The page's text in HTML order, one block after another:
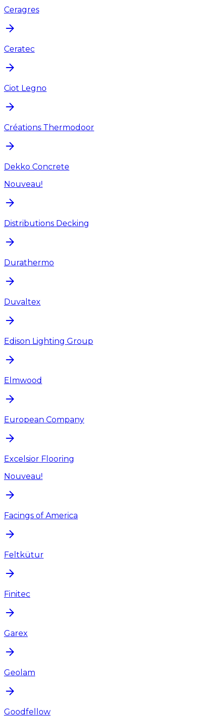
Ceragres
Ceratec
Ciot Legno
Créations Thermodoor
Dekko Concrete
Nouveau!
Distributions Decking
Durathermo
Duvaltex
Edison Lighting Group
Elmwood
European Company
Excelsior Flooring
Nouveau!
Facings of America
Feltkütur
Finitec
Garex
Geolam
Goodfellow